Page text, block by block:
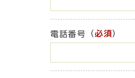
電話番号 （必須）